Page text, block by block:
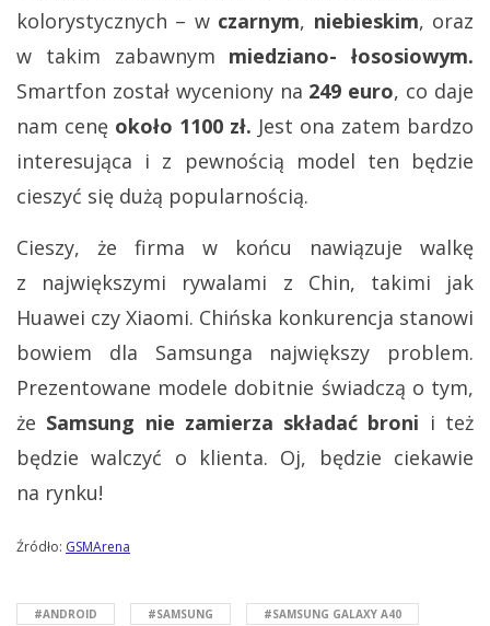
kolorystycznych – w czarnym, niebieskim, oraz
w takim zabawnym miedziano- łososiowym.
Smartfon został wyceniony na 249 euro, co daje
nam cenę około 1100 zł. Jest ona zatem bardzo
interesująca i z pewnością model ten będzie
cieszyć się dużą popularnością.
Cieszy, że firma w końcu nawiązuje walkę
z największymi rywalami z Chin, takimi jak
Huawei czy Xiaomi. Chińska konkurencja stanowi
bowiem dla Samsunga największy problem.
Prezentowane modele dobitnie świadczą o tym,
że Samsung nie zamierza składać broni i też
będzie walczyć o klienta. Oj, będzie ciekawie
na rynku!
Źródło: GSMArena
#ANDROID #SAMSUNG #SAMSUNG GALAXY A40